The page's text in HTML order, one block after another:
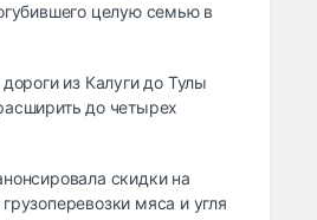
целую семью в
из Калуги до Тулы
до четырех
скидки на
мяса и угля